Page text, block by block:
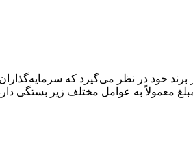
برند خود در نظر می‌گیرد که